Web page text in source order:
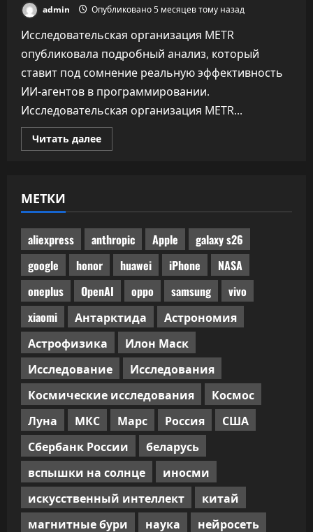
admin Опубликовано 5 месяцев тому назад
Исследовательская организация METR
опубликовала подробный анализ, который
ставит под сомнение реальную эффективность
ИИ-агентов в программировании.
Исследовательская организация METR...
Читать далееПрочитать
больше
не
прошла
ручного
код-
ревью
МЕТКИ
aliexpress anthropic Apple
galaxy s26
google
honor huawei iPhone
NASA
oneplus
OpenAI oppo samsung
vivo
xiaomi
Антарктида
Астрономия
Астрофизика
Илон Маск
Исследование
Исследования
Космические исследования
Космос
Луна
МКС Марс Россия
США
Сбербанк России
беларусь
вспышки на солнце
иносми
искусственный интеллект
китай
магнитные бури
наука
нейросеть